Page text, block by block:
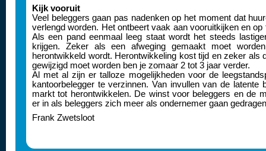
Kijk vooruit
Veel beleggers gaan pas nadenken op het moment dat
verlengd worden. Het ontbeert vaak aan vooruitkijken en op
Als een pand eenmaal leeg staat wordt het steeds
krijgen. Zeker als een afweging gemaakt moet
herontwikkeld wordt. Herontwikkeling kost tijd en zeker als
gewijzigd moet worden ben je zomaar 2 tot 3 jaar verder.
Al met al zijn er talloze mogelijkheden voor de
kantoorbelegger te verzinnen. Van invullen van de latente
markt tot herontwikkelen. De winst voor beleggers en de
er in als beleggers zich meer als ondernemer gaan
Frank Zwetsloot